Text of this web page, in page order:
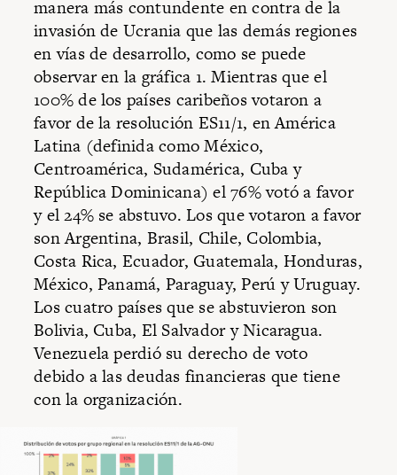
manera más contundente en contra de la
invasión de Ucrania que las demás regiones
en vías de desarrollo, como se puede
observar en la gráfica 1. Mientras que el
100% de los países caribeños votaron a
favor de la resolución ES11/1, en América
Latina (definida como México,
Centroamérica, Sudamérica, Cuba y
República Dominicana) el 76% votó a favor
y el 24% se abstuvo. Los que votaron a favor
son Argentina, Brasil, Chile, Colombia,
Costa Rica, Ecuador, Guatemala, Honduras,
México, Panamá, Paraguay, Perú y Uruguay.
Los cuatro países que se abstuvieron son
Bolivia, Cuba, El Salvador y Nicaragua.
Venezuela perdió su derecho de voto
debido a las deudas financieras que tiene
con la organización.